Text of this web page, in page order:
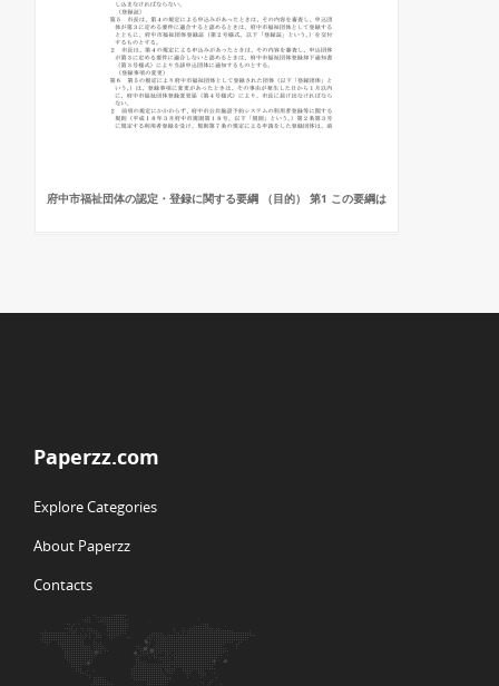
府中市福祉団体の認定・登録に関する要綱 （目的） 第1 この要綱は
Paperzz.com
Explore Categories
About Paperzz
Contacts